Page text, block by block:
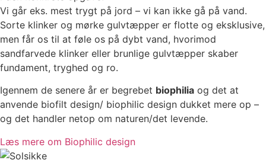
Vi går eks. mest trygt på jord – vi kan ikke gå på vand.
Sorte klinker og mørke gulvtæpper er flotte og eksklusive,
men får os til at føle os på dybt vand, hvorimod
sandfarvede klinker eller brunlige gulvtæpper skaber
fundament, tryghed og ro.
Igennem de senere år er begrebet biophilia og det at
anvende biofilt design/ biophilic design dukket mere op –
og det handler netop om naturen/det levende.
Læs mere om Biophilic design